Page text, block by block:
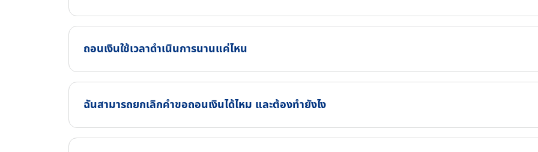
ถอนเงินใช้เวลาดำเนินการนานแค่ไหน
ฉันสามารถยกเลิกคำขอถอนเงินได้ไหม และต้องทำยังไง